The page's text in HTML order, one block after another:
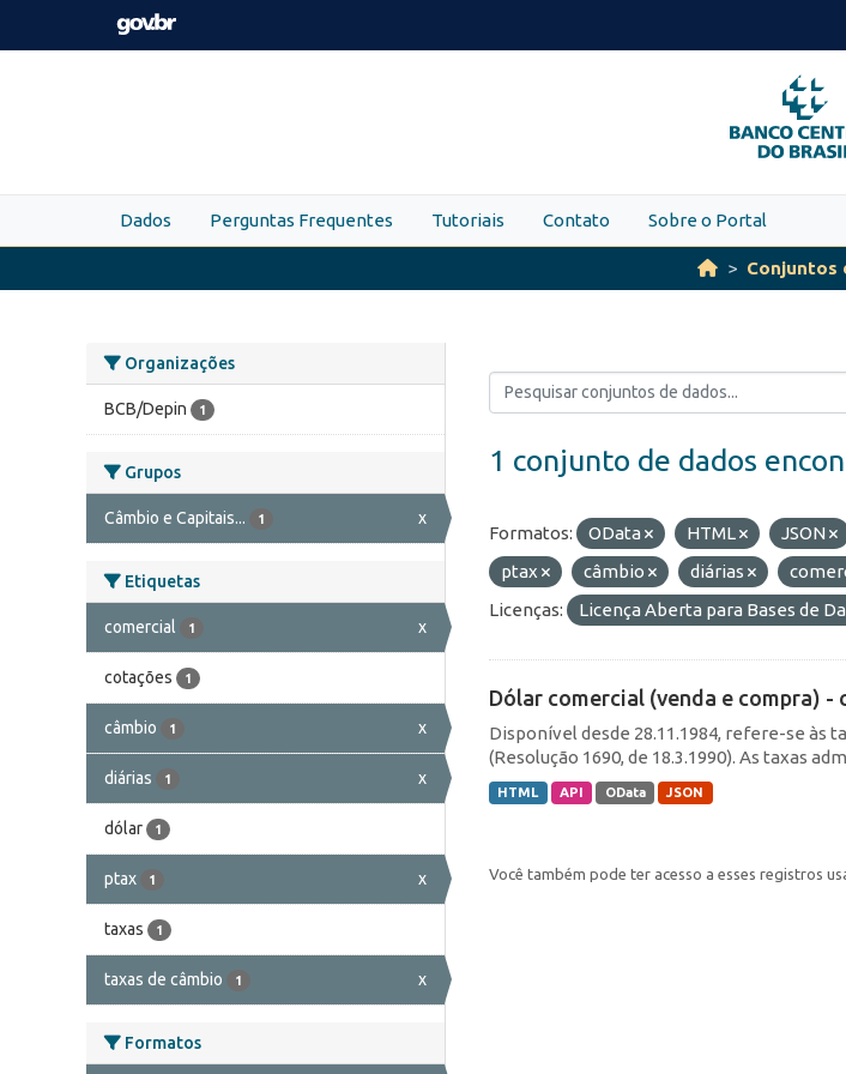
Skip to main content
PARA
O
Dados Perguntas Frequentes Tutoriais Contato Sobre o Portal
Conjuntos
Organizações
BCB/Depin 1
Grupos
Câmbio e Capitais... 1 x
Etiquetas
comercial 1 x
cotações 1
câmbio 1 x
diárias 1 x
dólar 1
ptax 1 x
taxas 1
taxas de câmbio 1 x
Formatos
1 conjunto de dados
Formatos: OData HTML JSON
ptax
câmbio diárias
Licenças:
Licença Aberta para Bases de
Dólar comercial (venda e compra) -
Disponível desde 28.11.1984, refere-se às
(Resolução 1690, de 18.3.1990). As taxas
HTML API OData JSON
Você também pode ter acesso a esses registros